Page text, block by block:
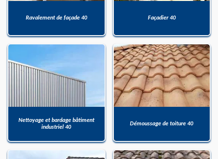
Ravalement de façade 40 Façadier 40
Nettoyage et bardage bâtiment
industriel 40
Démoussage de toiture 40